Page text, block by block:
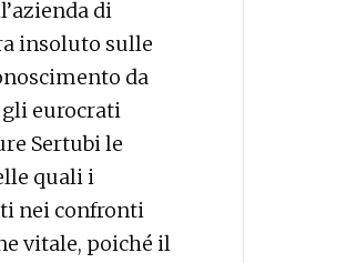
di
insoluto sulle
da
gli eurocrati
Sertubi le
quali i
nei confronti
vitale, poiché il